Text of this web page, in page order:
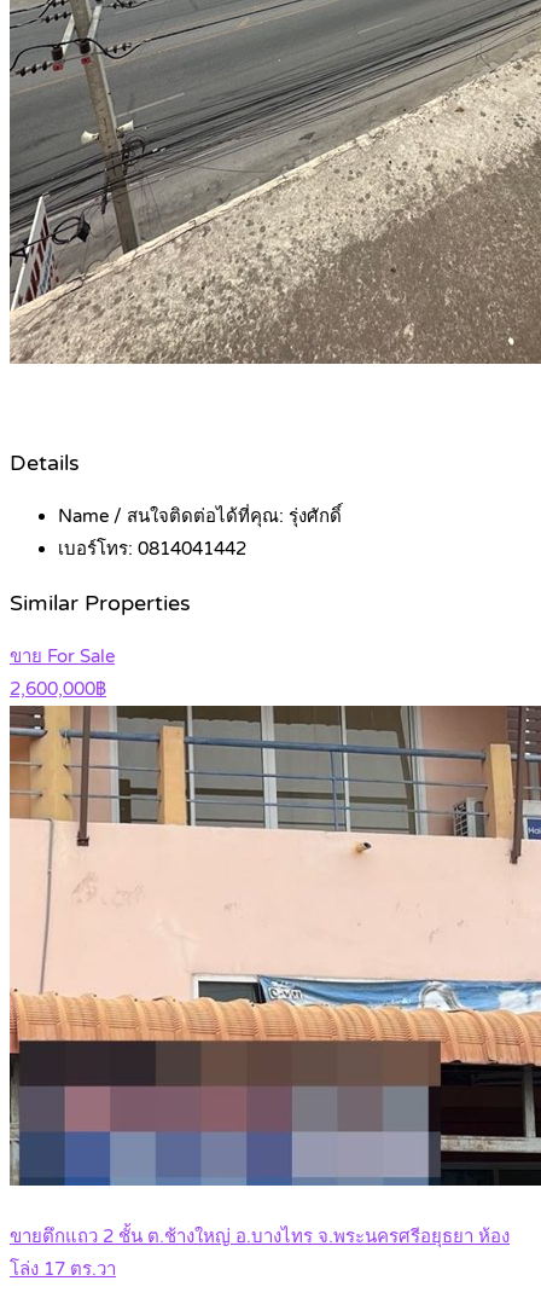
Details
Name / สนใจติดต่อได้ที่คุณ: รุ่งศักดิ์
เบอร์โทร: 0814041442
Similar Properties
ขาย For Sale
2,600,000฿
ขายตึกแถว 2 ชั้น ต.ช้างใหญ่ อ.บางไทร จ.พระนครศรีอยุธยา ห้อง
โล่ง 17 ตร.วา